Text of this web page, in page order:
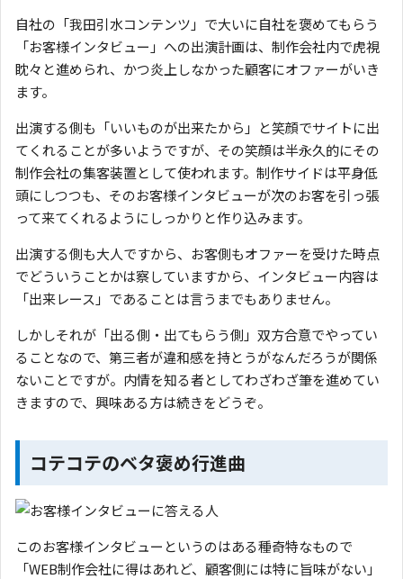
自社の「我田引水コンテンツ」で大いに自社を褒めてもらう
「お客様インタビュー」への出演計画は、制作会社内で虎視
眈々と進められ、かつ炎上しなかった顧客にオファーがいき
ます。
出演する側も「いいものが出来たから」と笑顔でサイトに出
てくれることが多いようですが、その笑顔は半永久的にその
制作会社の集客装置として使われます。制作サイドは平身低
頭にしつつも、そのお客様インタビューが次のお客を引っ張
って来てくれるようにしっかりと作り込みます。
出演する側も大人ですから、お客側もオファーを受けた時点
でどういうことかは察していますから、インタビュー内容は
「出来レース」であることは言うまでもありません。
しかしそれが「出る側・出てもらう側」双方合意でやってい
ることなので、第三者が違和感を持とうがなんだろうが関係
ないことですが。内情を知る者としてわざわざ筆を進めてい
きますので、興味ある方は続きをどうぞ。
コテコテのベタ褒め行進曲
このお客様インタビューというのはある種奇特なもので
「WEB制作会社に得はあれど、顧客側には特に旨味がない」